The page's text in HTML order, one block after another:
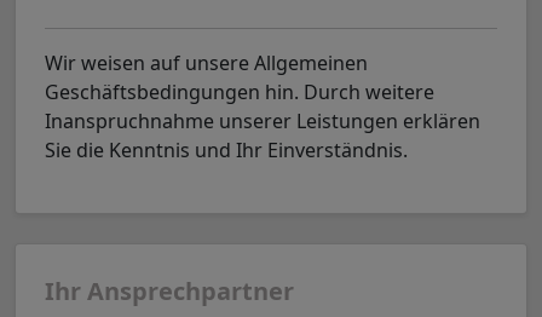
Wir weisen auf unsere Allgemeinen
Geschäftsbedingungen hin. Durch weitere
Inanspruchnahme unserer Leistungen erklären
Sie die Kenntnis und Ihr Einverständnis.
Ihr Ansprechpartner